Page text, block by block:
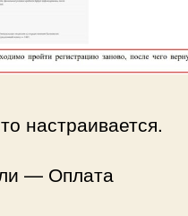
настраивается.
— Оплата